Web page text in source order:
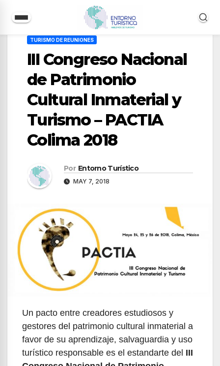
TURISMO DE REUNIONES
III Congreso Nacional
de Patrimonio
Cultural Inmaterial y
Turismo – PACTIA
Colima 2018
Por Entorno Turístico
MAY 7, 2018
Un pacto entre creadores estudiosos y
gestores del patrimonio cultural inmaterial a
favor de su aprendizaje, salvaguardia y uso
turístico responsable es el estandarte del III